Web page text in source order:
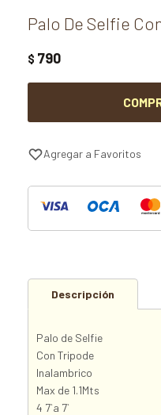
Palo De Selfie
$ 790
Descripción
Palo de Selfie
Con Tripode
Inalambrico
Max de 1.1Mts
4 7`a 7`